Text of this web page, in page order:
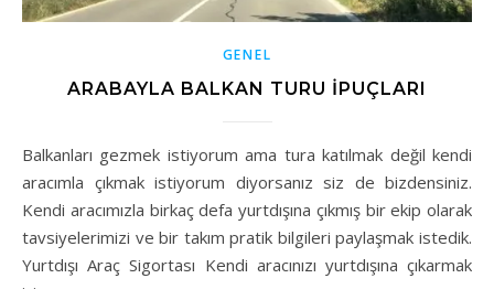
GENEL
ARABAYLA BALKAN TURU İPUÇLARI
Balkanları gezmek istiyorum ama tura katılmak değil kendi
aracımla çıkmak istiyorum diyorsanız siz de bizdensiniz.
Kendi aracımızla birkaç defa yurtdışına çıkmış bir ekip olarak
tavsiyelerimizi ve bir takım pratik bilgileri paylaşmak istedik.
Yurtdışı Araç Sigortası Kendi aracınızı yurtdışına çıkarmak